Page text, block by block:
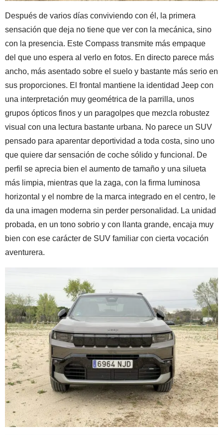
Después de varios días conviviendo con él, la primera
sensación que deja no tiene que ver con la mecánica, sino
con la presencia. Este Compass transmite más empaque
del que uno espera al verlo en fotos. En directo parece más
ancho, más asentado sobre el suelo y bastante más serio en
sus proporciones. El frontal mantiene la identidad Jeep con
una interpretación muy geométrica de la parrilla, unos
grupos ópticos finos y un paragolpes que mezcla robustez
visual con una lectura bastante urbana. No parece un SUV
pensado para aparentar deportividad a toda costa, sino uno
que quiere dar sensación de coche sólido y funcional. De
perfil se aprecia bien el aumento de tamaño y una silueta
más limpia, mientras que la zaga, con la firma luminosa
horizontal y el nombre de la marca integrado en el centro, le
da una imagen moderna sin perder personalidad. La unidad
probada, en un tono sobrio y con llanta grande, encaja muy
bien con ese carácter de SUV familiar con cierta vocación
aventurera.